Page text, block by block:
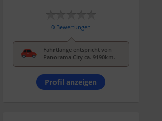
0 Bewertungen
Fahrtlänge entspricht von
Panorama City ca. 9190km.
Profil anzeigen